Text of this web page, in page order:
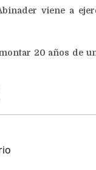
viene a
20 años de